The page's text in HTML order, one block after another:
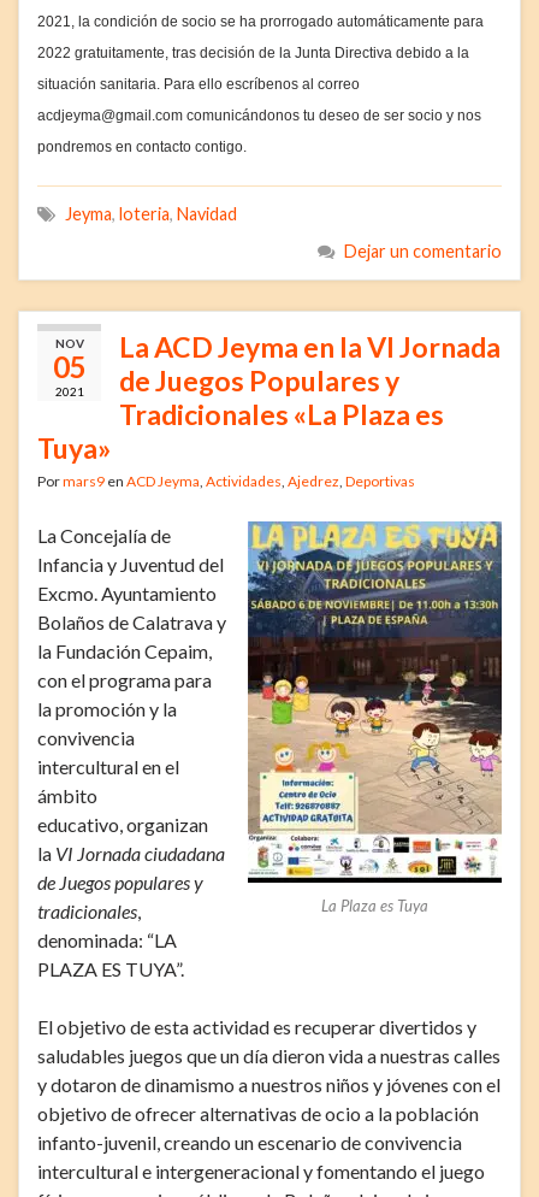
2021, la condición de socio se ha prorrogado automáticamente para
2022 gratuitamente, tras decisión de la Junta Directiva debido a la
situación sanitaria. Para ello escríbenos al correo
acdjeyma@gmail.com comunicándonos tu deseo de ser socio y nos
pondremos en contacto contigo.
Jeyma, loteria, Navidad
Dejar un comentario
NOV
05
2021
La ACD Jeyma en la VI Jornada
de Juegos Populares y
Tradicionales «La Plaza es
Tuya»
Pormars9 en ACD Jeyma Actividades Ajedrez Deportivas
La Plaza es Tuya
La Concejalía de
Infancia y Juventud del
Excmo. Ayuntamiento
Bolaños de Calatravay
la Fundación Cepaim,
con el programa para
la promoción y la
convivencia
intercultural en el
ámbito
educativo, organizan
la VI Jornada ciudadana
de Juegos populares y
tradicionales
denominada: “LA
PLAZA ES TUYA”.
El objetivo de esta actividad es recuperar divertidos y
saludables juegos que un día dieron vida a nuestras calles
y dotaron de dinamismo a nuestros niños y jóvenes con el
objetivo de ofrecer alternativas de ocio a la población
infanto-juvenil, creando un escenario de convivencia
intercultural e intergeneracional y fomentando el juego